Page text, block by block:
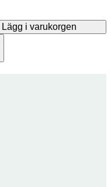
Lägg i varukorgen